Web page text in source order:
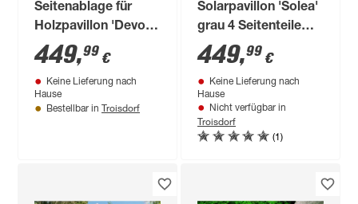
Seitenablage für
Holzpavillon 'Devon
12 x 12 und 12 x 14'
Natur 59 x 299 x 96
cm
449,99 €
Keine Lieferung nach
Hause
Bestellbar in Troisdorf
Solarpavillon 'Solea'
grau 4 Seitenteile
300 x 300 x 280 cm
449,99 €
Keine Lieferung nach
Hause
Nicht verfügbar in
Troisdorf
(1)